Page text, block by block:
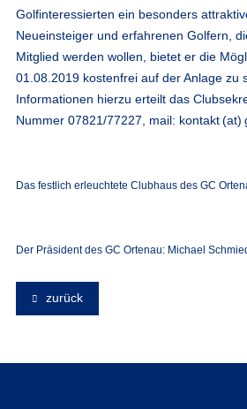
Golfinteressierten ein besonders
Neueinsteiger und erfahrenen Golfern,
Mitglied werden wollen, bietet er die
01.08.2019 kostenfrei auf der Anlage zu
Informationen hierzu erteilt das
Nummer 07821/77227, mail: kontakt (at)
Das festlich erleuchtete Clubhaus des GC
Der Präsident des GC Ortenau: Michael
zurück